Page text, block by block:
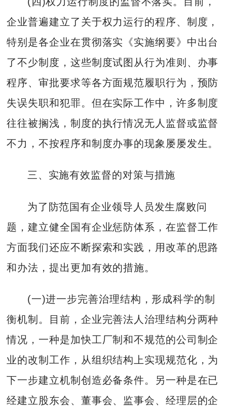
企业普遍建立了关于权力运行的程序、制度，
特别是各企业在贯彻落实《实施纲要》中出台
了不少制度，这些制度试图从行为准则、办事
程序、审批要求等各方面规范履职行为，预防
失误失职和犯罪。但在实际工作中，许多制度
往往被搁浅，制度的执行情况无人监督或监督
不力，不按程序和制度办事的现象屡屡发生。
三、实施有效监督的对策与措施
为了防范国有企业领导人员发生腐败问
题，建立健全国有企业惩防体系，在监督工作
方面我们还应不断探索和实践，用改革的思路
和办法，提出更加有效的措施。
(一)进一步完善治理结构，形成科学的制
衡机制。目前，企业完善法人治理结构分两种
情况，一种是加快工厂制和不规范的公司制企
业的改制工作，从组织结构上实现规范化，为
下一步建立机制创造必备条件。另一种是在已
经建立股东会、董事会、监事会、经理层的企